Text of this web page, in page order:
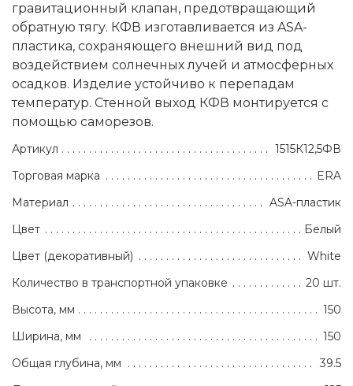
гравитационный клапан, предотвращающий
обратную тягу. КФВ изготавливается из ASA-
пластика, сохраняющего внешний вид под
воздействием солнечных лучей и атмосферных
осадков. Изделие устойчиво к перепадам
температур. Стенной выход КФВ монтируется с
помощью саморезов.
Артикул
1515К12,5ФВ
Торговая марка
ERA
Материал
ASA-пластик
Цвет
Белый
Цвет (декоративный)
White
Количество в транспортной упаковке
20 шт.
Высота, мм
150
Ширина, мм
150
Общая глубина, мм
39.5